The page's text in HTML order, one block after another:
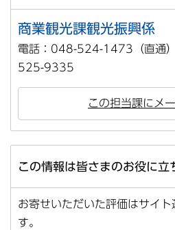
商業観光課観光振興係
電話：048-524-1473（直通
525-9335
この担当課にメ
この情報は皆さまのお役に立
お寄せいただいた評価はサイ
す。